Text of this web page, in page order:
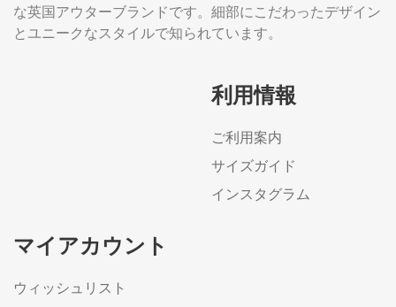
な英国アウターブランドです。細部にこだわったデザイン
とユニークなスタイルで知られています。
利用情報
ご利用案内
サイズガイド
インスタグラム
マイアカウント
ウィッシュリスト